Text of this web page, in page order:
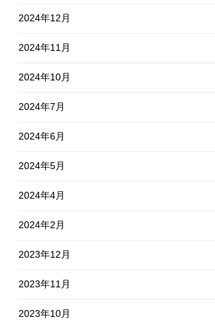
2024年12月
2024年11月
2024年10月
2024年7月
2024年6月
2024年5月
2024年4月
2024年2月
2023年12月
2023年11月
2023年10月